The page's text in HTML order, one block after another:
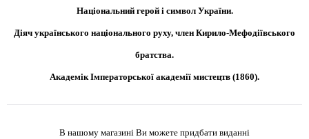
Національний герой і символ України.
Діяч українського національного руху, член Кирило-Мефодіївського
братства.
Академік Імператорської академії мистецтв (1860).
В нашому магазині Ви можете придбати виданні